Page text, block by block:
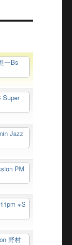
一Bs
Super
Jazz
PM
※S
野村